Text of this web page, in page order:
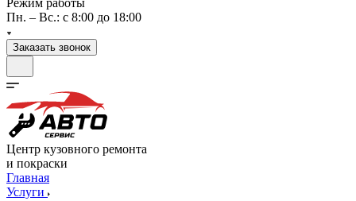
Режим работы
Пн. – Вс.: с 8:00 до 18:00
Заказать звонок
Центр кузовного ремонта
и покраски
Главная
Услуги